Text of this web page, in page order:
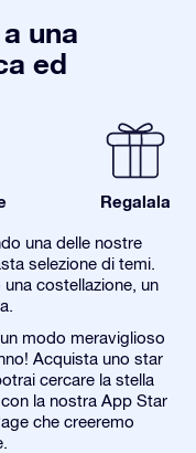
una
ed
Regalala
una delle nostre
selezione di temi.
costellazione, un
modo meraviglioso
Acquista uno star
cercare la stella
con la nostra App Star
che creeremo